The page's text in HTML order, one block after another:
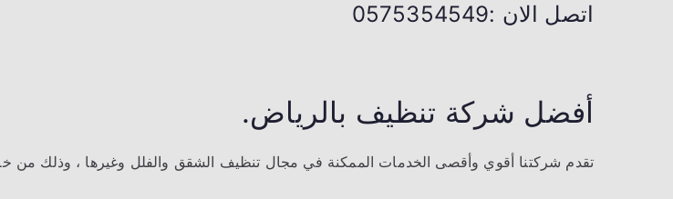
اتصل الان :0575354549
أفضل شركة تنظيف بالرياض.
تقدم شركتنا أقوي وأقصى الخدمات الممكنة في مجال تنظيف الشقق والفلل وغيرها ، وذلك من